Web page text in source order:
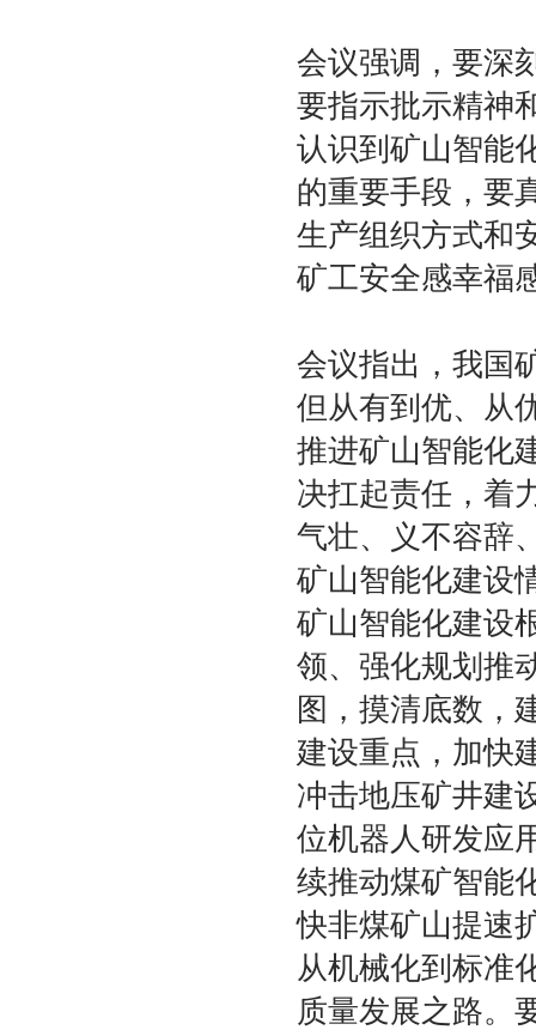
会议强调，要深
要指示批示精神
认识到矿山智能
的重要手段，要
生产组织方式和
矿工安全感幸福
会议指出，我国
但从有到优、从
推进矿山智能化
决扛起责任，着
气壮、义不容辞
矿山智能化建设
矿山智能化建设
领、强化规划推
图，摸清底数，
建设重点，加快
冲击地压矿井建
位机器人研发应
续推动煤矿智能
快非煤矿山提速
从机械化到标准
质量发展之路。